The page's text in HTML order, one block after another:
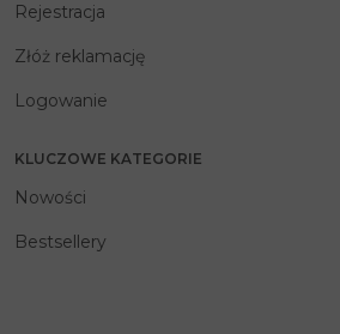
Rejestracja
Złóż reklamację
Logowanie
KLUCZOWE KATEGORIE
Nowości
Bestsellery